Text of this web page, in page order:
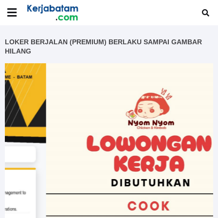
LOKER BERJALAN (PREMIUM) BERLAKU SAMPAI GAMBAR
HILANG